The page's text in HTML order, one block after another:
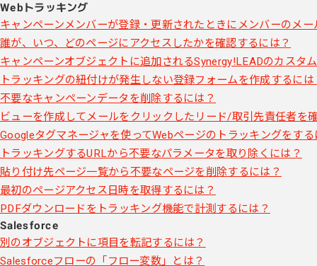
Webトラッキング
キャンペーンメンバーが登録・更新されたときにメンバーのメ
誰が、いつ、どのページにアクセスしたかを確認するには？
キャンペーンオブジェクトに追加されるSynergy!LEADのカスタ
トラッキングの紐付けが発生しない登録フォームを作成するには
不要なキャンペーンデータを削除するには？
ビューを作成してメールをクリックしたリード/取引先責任者を
Googleタグマネージャを使ってWebページのトラッキングをす
トラッキングするURLから不要なパラメータを取り除くには？
貼り付け先ページ一覧から不要なページを削除するには？
最初のページアクセス日時を取得するには？
PDFダウンロードをトラッキング機能で計測するには？
Salesforce
別のオブジェクトに項目を転記するには？
Salesforceフローの「フロー変数」とは？